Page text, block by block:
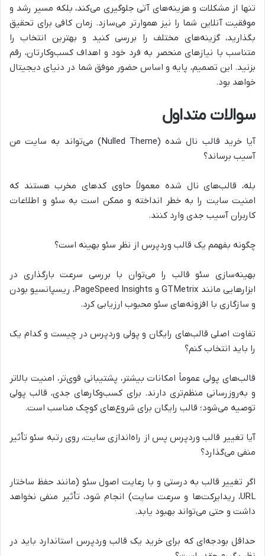
تنها از مشکلات و هزینه‌های آتی جلوگیری می‌کند، بلکه مسیر رشد و
موفقیت آنلاین شما را نیز هموارتر می‌سازد. زمان کافی برای تحقیق
بگذارید، گزینه‌های مختلف را بررسی کنید و بهترین انتخاب را
متناسب با نیازهای منحصر به فرد خود و اهداف کسب‌وکارتان، رقم
بزنید. این تصمیم، پایه و اساس حضور موفق شما در دنیای دیجیتال
خواهد بود.
سوالات متداول
آیا خرید قالب نال شده (Nulled Theme) می‌تواند به سایت من
آسیب برساند؟
بله، قالب‌های نال شده معمولاً حاوی کدهای مخرب هستند که
امنیت سایت را به خطر انداخته و ممکن است به سئو و اطلاعات
کاربران آسیب جدی وارد کنند.
چگونه بفهمم یک قالب وردپرس از نظر سئو بهینه است؟
بهینه‌سازی سئو قالب را می‌توان با بررسی سرعت بارگذاری در
ابزارهایی مانند GTMetrix و PageSpeed Insights، ریسپانسیو بودن
و سازگاری با افزونه‌های سئو محبوب ارزیابی کرد.
تفاوت اصلی قالب‌های رایگان و پولی وردپرس در چیست و کدام یک
را باید انتخاب کنم؟
قالب‌های پولی عموماً امکانات بیشتر، پشتیبانی قوی‌تر، امنیت بالاتر
و به‌روزرسانی منظم‌تری دارند. برای کسب‌وکارهای جدی، قالب پولی
توصیه می‌شود؛ قالب رایگان برای شروع‌های کوچک مناسب است.
آیا تغییر قالب وردپرس پس از راه‌اندازی سایت، روی رتبه سئو تأثیر
منفی می‌گذارد؟
اگر تغییر قالب به درستی و با رعایت اصول سئو (مانند حفظ ساختار
URL، ریدایرکت‌ها و سرعت سایت) انجام شود، تأثیر منفی نخواهد
داشت و حتی می‌تواند بهبود یابد.
حداقل بودجه‌ای که برای خرید یک قالب وردپرس استاندارد باید در